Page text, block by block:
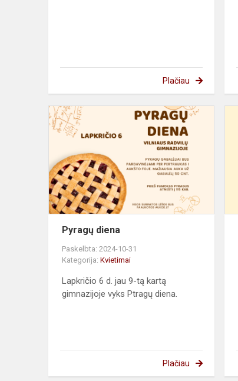
Plačiau
Pyragų diena
Paskelbta: 2024-10-31
Kategorija: Kvietimai
Lapkričio 6 d. jau 9-tą kartą
gimnazijoje vyks Ptragų diena.
Plačiau